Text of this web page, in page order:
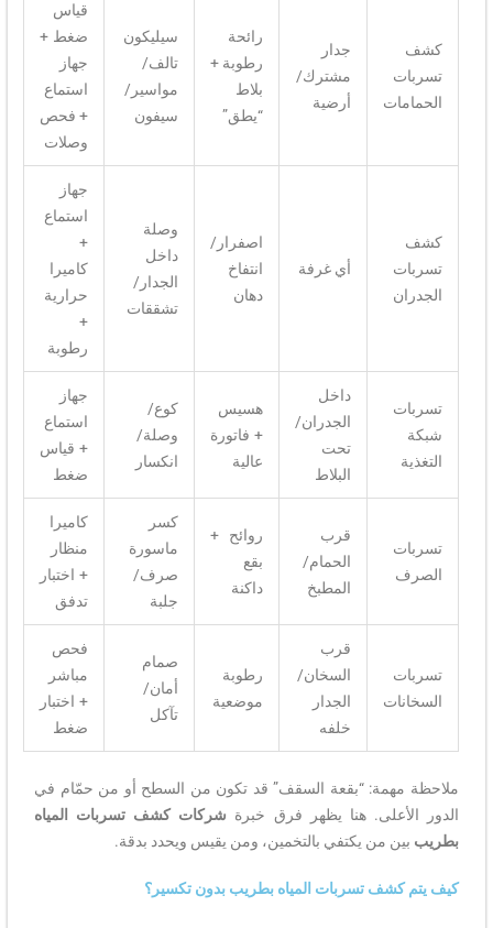
كشف
تسربات
الحمامات
جدار
مشترك/
أرضية
رائحة
رطوبة +
بلاط
“يطق”
سيليكون
تالف/
مواسير/
سيفون
قياس
ضغط +
جهاز
استماع
+ فحص
وصلات
كشف
تسربات
الجدران
أي غرفة
اصفرار/
انتفاخ
دهان
وصلة
داخل
الجدار/
تشققات
جهاز
استماع
+
كاميرا
حرارية
+
رطوبة
تسربات
شبكة
التغذية
داخل
الجدران/
تحت
البلاط
هسيس
+ فاتورة
عالية
كوع/
وصلة/
انكسار
جهاز
استماع
+ قياس
ضغط
تسربات
الصرف
قرب
الحمام/
المطبخ
روائح +
بقع
داكنة
كسر
ماسورة
صرف/
جلبة
كاميرا
منظار
+ اختبار
تدفق
تسربات
السخانات
قرب
السخان/
الجدار
خلفه
رطوبة
موضعية
صمام
أمان/
تآكل
فحص
مباشر
+ اختبار
ضغط
ملاحظة مهمة: “بقعة السقف” قد تكون من السطح أو من حمّام في
الدور الأعلى. هنا يظهر فرق خبرة شركات كشف تسربات المياه
بطريب بين من يكتفي بالتخمين، ومن يقيس ويحدد بدقة.
كيف يتم كشف تسربات المياه بطريب بدون تكسير؟